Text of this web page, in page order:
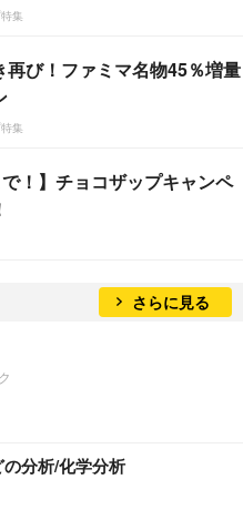
集
再び！ファミマ名物45％増量
集
で！】チョコザップキャンペ
さらに見る
分析/化学分析